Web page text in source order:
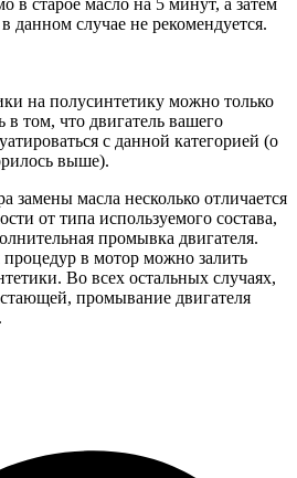
в старое масло на 5 минут, а затем
данном случае не рекомендуется.
на полусинтетику можно только
в том, что двигатель вашего
с данной категорией (о
выше).
замены масла несколько отличается
от типа используемого состава,
промывка двигателя.
в мотор можно залить
Во всех остальных случаях,
промывание двигателя